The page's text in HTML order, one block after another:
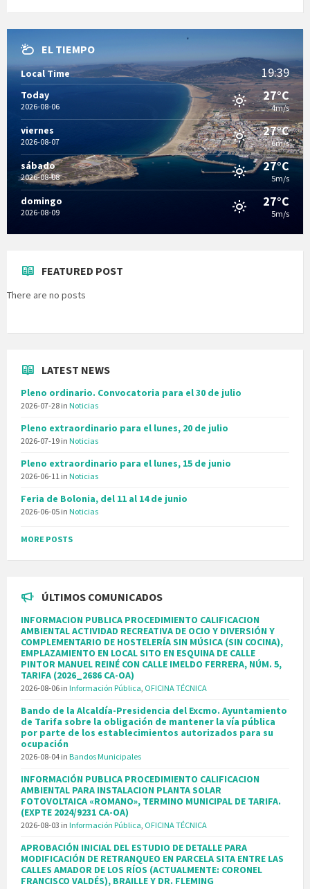
EL TIEMPO
Local Time 19:39
Today
2026-08-06
27°C
4m/s
viernes
2026-08-07
27°C
6m/s
sábado
2026-08-08
27°C
5m/s
domingo
2026-08-09
27°C
5m/s
FEATURED POST
There are no posts
LATEST NEWS
Pleno ordinario. Convocatoria para el 30 de julio
2026-07-28 in Noticias
Pleno extraordinario para el lunes, 20 de julio
2026-07-19 in Noticias
Pleno extraordinario para el lunes, 15 de junio
2026-06-11 in Noticias
Feria de Bolonia, del 11 al 14 de junio
2026-06-05 in Noticias
MORE POSTS
ÚLTIMOS COMUNICADOS
INFORMACION PUBLICA PROCEDIMIENTO CALIFICACION
AMBIENTAL ACTIVIDAD RECREATIVA DE OCIO Y DIVERSIÓN Y
COMPLEMENTARIO DE HOSTELERÍA SIN MÚSICA (SIN COCINA),
EMPLAZAMIENTO EN LOCAL SITO EN ESQUINA DE CALLE
PINTOR MANUEL REINÉ CON CALLE IMELDO FERRERA, NÚM. 5,
TARIFA (2026_2686 CA-OA)
2026-08-06 in Información Pública, OFICINA TÉCNICA
Bando de la Alcaldía-Presidencia del Excmo. Ayuntamiento
de Tarifa sobre la obligación de mantener la vía pública
por parte de los establecimientos autorizados para su
ocupación
2026-08-04 in Bandos Municipales
INFORMACIÓN PUBLICA PROCEDIMIENTO CALIFICACION
AMBIENTAL PARA INSTALACION PLANTA SOLAR
FOTOVOLTAICA «ROMANO», TERMINO MUNICIPAL DE TARIFA.
(EXPTE 2024/9231 CA-OA)
2026-08-03 in Información Pública, OFICINA TÉCNICA
APROBACIÓN INICIAL DEL ESTUDIO DE DETALLE PARA
MODIFICACIÓN DE RETRANQUEO EN PARCELA SITA ENTRE LAS
CALLES AMADOR DE LOS RÍOS (ACTUALMENTE: CORONEL
FRANCISCO VALDÉS), BRAILLE Y DR. FLEMING